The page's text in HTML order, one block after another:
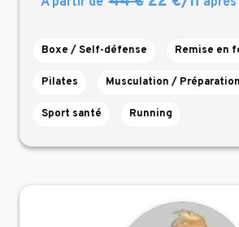
Boxe / Self-défense Remise en
Pilates Musculation /
Sport santé Running